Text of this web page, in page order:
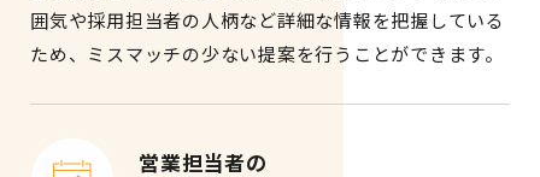
囲気や採用担当者の人柄など詳細な情報を把握している
ため、ミスマッチの少ない提案を行うことができます。
営業担当者の